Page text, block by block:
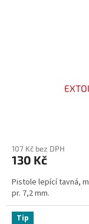
107 Kč bez DPH
130 Kč
Pistole lepící tavná,
pr. 7,2 mm.
Tip